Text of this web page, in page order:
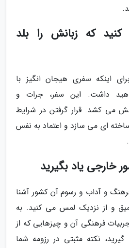
که زبانش را بلد
اینکه سفری هیجان انگیز با
داشت. این سفر، جرات و
می کشد. قرار گرفتن در شرایط
ای می سازد و اعتماد به نفس
خارجی یاد بگیرید
فرهنگ و آداب و رسوم آن کشور آشنا
و از نزدیک لمس می کنید. به
فرهنگی آن و چیزهایی که از
نکته مثبتی در رزومه شما